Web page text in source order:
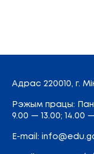
Адрас 220010, г.
Рэжым працы:
9.00 — 13.00; 14.00
E-mail: